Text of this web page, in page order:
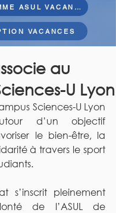
PROGRAMME ASUL VACANCES
VACANCES
au
U Lyon
Sciences-U Lyon
d’un objectif
le bien-être, la
à travers le sport
s’inscrit pleinement
de l’ASUL de